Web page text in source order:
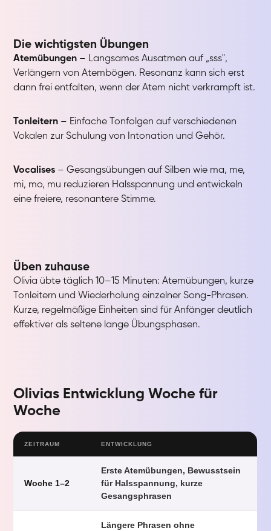
Die wichtigsten Übungen
Atemübungen – Langsames Ausatmen auf „sss",
Verlängern von Atembögen. Resonanz kann sich erst
dann frei entfalten, wenn der Atem nicht verkrampft ist.
Tonleitern – Einfache Tonfolgen auf verschiedenen
Vokalen zur Schulung von Intonation und Gehör.
Vocalises – Gesangsübungen auf Silben wie ma, me,
mi, mo, mu reduzieren Halsspannung und entwickeln
eine freiere, resonantere Stimme.
Üben zuhause
Olivia übte täglich 10–15 Minuten: Atemübungen, kurze
Tonleitern und Wiederholung einzelner Song-Phrasen.
Kurze, regelmäßige Einheiten sind für Anfänger deutlich
effektiver als seltene lange Übungsphasen.
Olivias Entwicklung Woche für
Woche
ZEITRAUM ENTWICKLUNG
Woche 1–2
Erste Atemübungen, Bewusstsein
für Halsspannung, kurze
Gesangsphrasen
Längere Phrasen ohne